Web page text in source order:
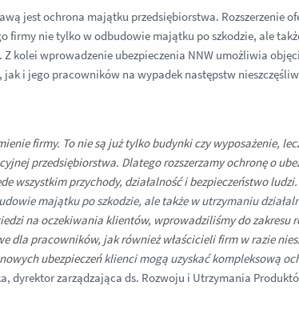
jest ochrona majątku przedsiębiorstwa. Rozszerzenie
firmy nie tylko w odbudowie majątku po szkodzie, ale
Z kolei wprowadzenie ubezpieczenia NNW umożliwia
i jego pracowników na wypadek następstw
firmy. To nie są już tylko budynki czy wyposażenie,
przedsiębiorstwa. Dlatego rozszerzamy ochronę o
wszystkim przychody, działalność i bezpieczeństwo ludzi.
majątku po szkodzie, ale także w utrzymaniu
na oczekiwania klientów, wprowadziliśmy do zakresu
dla pracowników, jak również właścicieli firm w razie
ubezpieczeńklienci mogą uzyskać kompleksową
dyrektor zarządzająca ds. Rozwoju i Utrzymania